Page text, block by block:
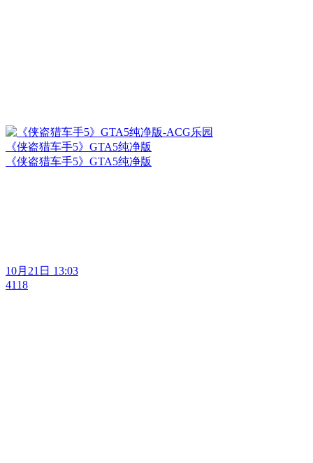
《侠盗猎车手5》GTA5纯净版
《侠盗猎车手5》GTA5纯净版
10月21日 13:03
4118